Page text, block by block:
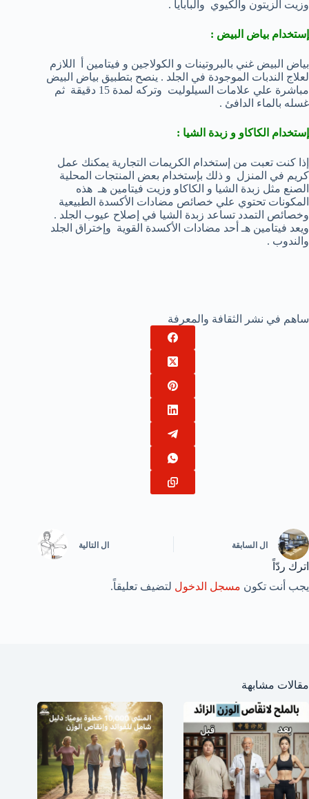
وزيت الزيتون والكيوي والبابايا .
إستخدام بياض البيض :
بياض البيض غني بالبروتينات و الكولاجين و فيتامين أ اللازم
لعلاج الندبات الموجودة في الجلد . ينصح بتطبيق بياض البيض
مباشرة علي علامات السيلوليت وتركه لمدة 15 دقيقة ثم
غسله بالماء الدافئ .
إستخدام الكاكاو و زبدة الشيا :
إذا كنت تعبت من إستخدام الكريمات التجارية يمكنك عمل
كريم في المنزل و ذلك بإستخدام بعض المنتجات المحلية
الصنع مثل زبدة الشيا و الكاكاو وزيت فيتامين هـ هذه
المكونات تحتوي علي خصائص مضادات الأكسدة الطبيعية
وخصائص التمدد تساعد زبدة الشيا في إصلاح عيوب الجلد .
ويعد فيتامين هـ أحد مضادات الأكسدة القوية وإختراق الجلد
والندوب .
ساهم في نشر الثقافة والمعرفة
ال السابقة ال التالية
اترك ردّاً
يجب أنت تكون مسجل الدخول لتضيف تعليقاً.
مقالات مشابهة